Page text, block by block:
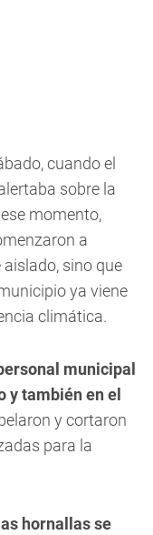
cuando el
sobre la
momento,
a
sino que
ya viene
climática.
municipal
y también en el
y cortaron
para la
as hornallas se